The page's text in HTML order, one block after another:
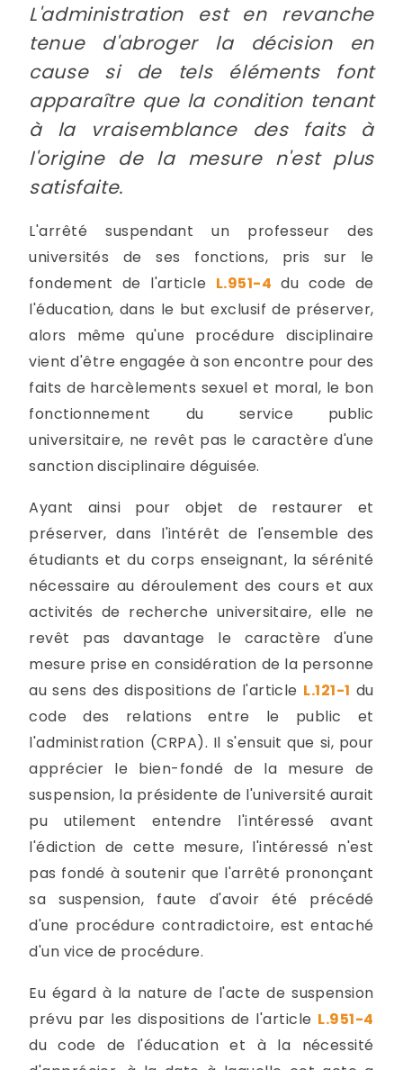
L'administration est en revanche
tenue d'abroger la décision en
cause si de tels éléments font
apparaître que la condition tenant
à la vraisemblance des faits à
l'origine de la mesure n'est plus
satisfaite.
L'arrêté suspendant un professeur des
universités de ses fonctions, pris sur le
fondement de l'article L.951-4 du code de
l'éducation, dans le but exclusif de préserver,
alors même qu'une procédure disciplinaire
vient d'être engagée à son encontre pour des
faits de harcèlements sexuel et moral, le bon
fonctionnement du service public
universitaire, ne revêt pas le caractère d'une
sanction disciplinaire déguisée.
Ayant ainsi pour objet de restaurer et
préserver, dans l'intérêt de l'ensemble des
étudiants et du corps enseignant, la sérénité
nécessaire au déroulement des cours et aux
activités de recherche universitaire, elle ne
revêt pas davantage le caractère d'une
mesure prise en considération de la personne
au sens des dispositions de l'article L.121-1 du
code des relations entre le public et
l'administration (CRPA). Il s'ensuit que si, pour
apprécier le bien-fondé de la mesure de
suspension, la présidente de l'université aurait
pu utilement entendre l'intéressé avant
l'édiction de cette mesure, l'intéressé n'est
pas fondé à soutenir que l'arrêté prononçant
sa suspension, faute d'avoir été précédé
d'une procédure contradictoire, est entaché
d'un vice de procédure.
Eu égard à la nature de l'acte de suspension
prévu par les dispositions de l'article L.951-4
du code de l'éducation et à la nécessité